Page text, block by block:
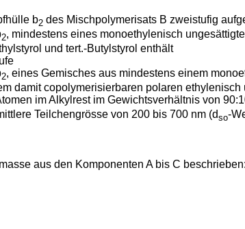
b2 des Mischpolymerisats B zweistufig
2, mindestens eines monoethylenisch
und tert.-Butylstyrol enthält
2, eines Gemisches aus mindestens einem
damit copolymerisierbaren polaren
im Alkylrest im Gewichtsverhältnis von
Teilchengrösse von 200 bis 700 nm (dso-
aus den Komponenten A bis C beschrieben: